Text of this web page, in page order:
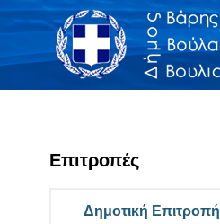
Επιτροπές
Δημοτική Επιτροπή